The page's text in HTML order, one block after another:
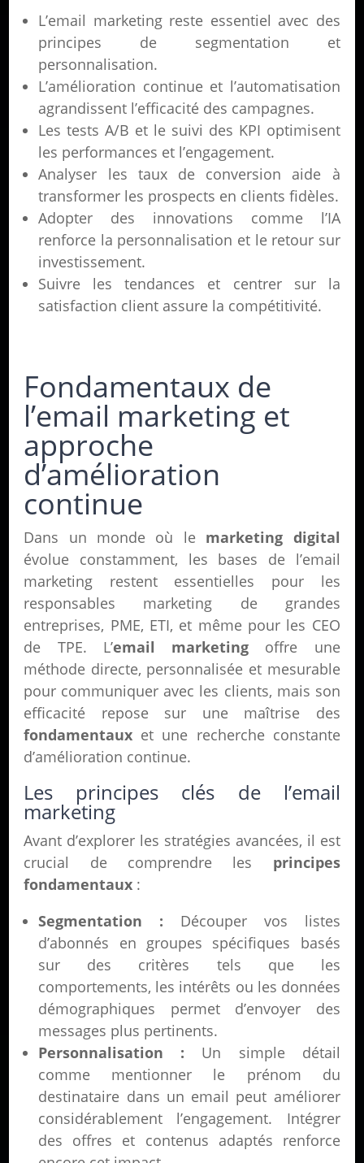
L’email marketing reste essentiel avec des
principes de segmentation et
personnalisation.
L’amélioration continue et l’automatisation
agrandissent l’efficacité des campagnes.
Les tests A/B et le suivi des KPI optimisent
les performances et l’engagement.
Analyser les taux de conversion aide à
transformer les prospects en clients fidèles.
Adopter des innovations comme l’IA
renforce la personnalisation et le retour sur
investissement.
Suivre les tendances et centrer sur la
satisfaction client assure la compétitivité.
Fondamentaux de
l’email marketing et
approche
d’amélioration
continue
Dans un monde où le marketing digital
évolue constamment, les bases de l’email
marketing restent essentielles pour les
responsables marketing de grandes
entreprises, PME, ETI, et même pour les CEO
de TPE. L’email marketing offre une
méthode directe, personnalisée et mesurable
pour communiquer avec les clients, mais son
efficacité repose sur une maîtrise des
fondamentaux et une recherche constante
d’amélioration continue.
Les principes clés de l’email
marketing
Avant d’explorer les stratégies avancées, il est
crucial de comprendre les principes
fondamentaux :
Segmentation : Découper vos listes
d’abonnés en groupes spécifiques basés
sur des critères tels que les
comportements, les intérêts ou les données
démographiques permet d’envoyer des
messages plus pertinents.
Personnalisation : Un simple détail
comme mentionner le prénom du
destinataire dans un email peut améliorer
considérablement l’engagement. Intégrer
des offres et contenus adaptés renforce